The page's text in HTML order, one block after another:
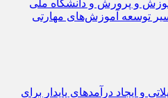
و پرورش و دانشگاه ملی
توسعه آموزش‌های مهارتی